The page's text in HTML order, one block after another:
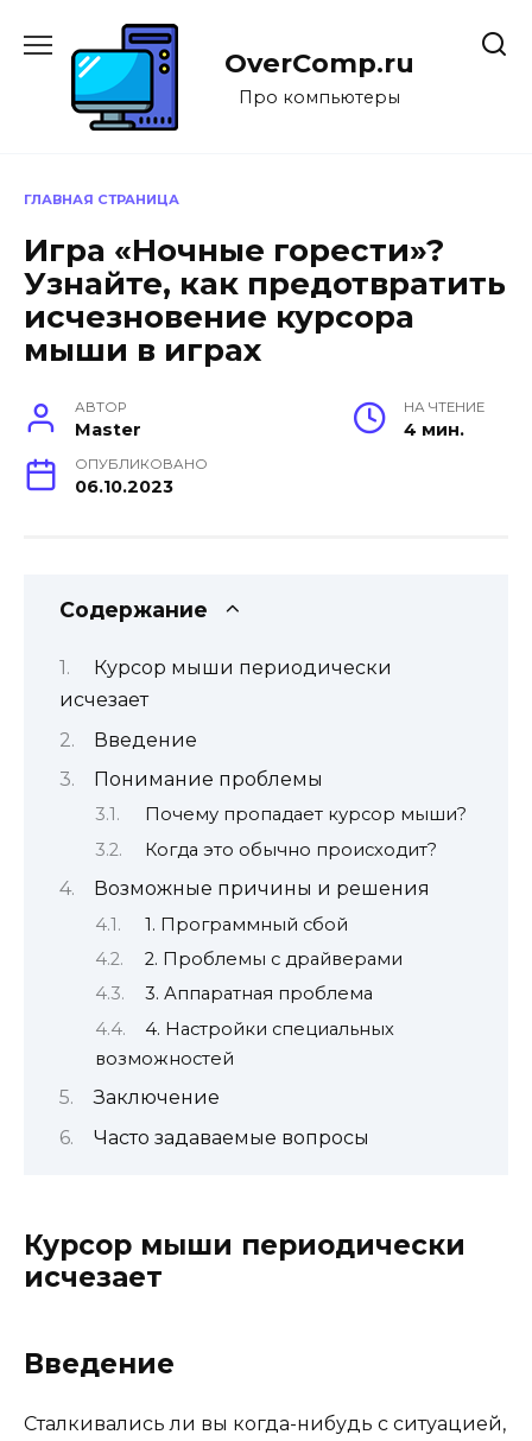
содержанию
OverComp.ru
Про компьютеры
ГЛАВНАЯ СТРАНИЦА
Игра «Ночные горести»?
Узнайте, как предотвратить
исчезновение курсора
мыши в играх
АВТОР
Master
НА ЧТЕНИЕ
4 мин.
ОПУБЛИКОВАНО
06.10.2023
Содержание
Курсор мыши периодически
исчезает
Введение
Понимание проблемы
Почему пропадает курсор мыши?
Когда это обычно происходит?
Возможные причины и решения
1. Программный сбой
2. Проблемы с драйверами
3. Аппаратная проблема
4. Настройки специальных
возможностей
Заключение
Часто задаваемые вопросы
Курсор мыши периодически
исчезает
Введение
Сталкивались ли вы когда-нибудь с ситуацией,